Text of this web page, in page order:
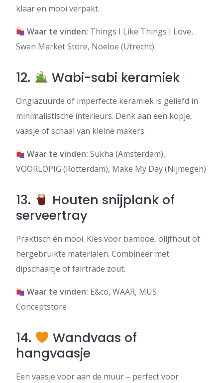
klaar en mooi verpakt.
Waar te vinden: Things I Like Things I Love,
Swan Market Store, Noeloe (Utrecht)
12. Wabi-sabi keramiek
Onglazuurde of imperfecte keramiek is geliefd in
minimalistische interieurs. Denk aan een kopje,
vaasje of schaal van kleine makers.
Waar te vinden: Sukha (Amsterdam),
VOORLOPIG (Rotterdam), Make My Day (Nijmegen)
13.
Houten snijplank of
serveertray
Praktisch én mooi. Kies voor bamboe, olijfhout of
hergebruikte materialen. Combineer met
dipschaaltje of fairtrade zout.
Waar te vinden: E&co, WAAR, MUS
Conceptstore
14.
Wandvaas of
hangvaasje
Een vaasje voor aan de muur – perfect voor